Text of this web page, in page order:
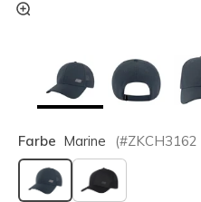
Farbe Marine (#ZKCH3162